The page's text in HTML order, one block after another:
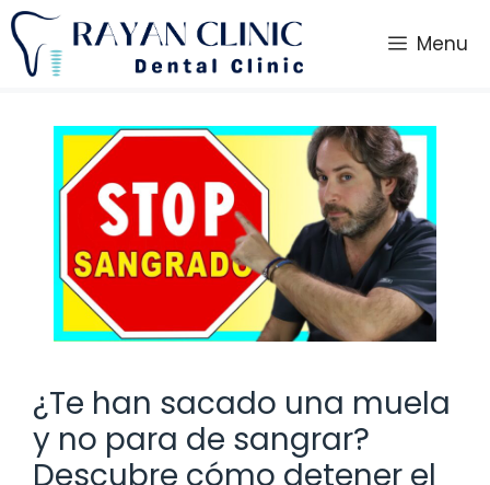
Saltar
al
contenido
Menu
¿Te han sacado una muela
y no para de sangrar?
Descubre cómo detener el